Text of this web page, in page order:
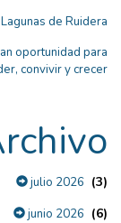
de Ruidera
oportunidad para
convivir y crecer
julio 2026 (3)
junio 2026 (6)